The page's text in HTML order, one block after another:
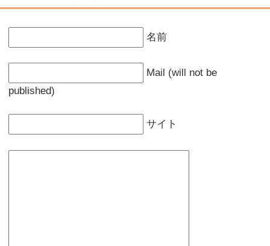
名前
Mail (will not be
published)
サイト